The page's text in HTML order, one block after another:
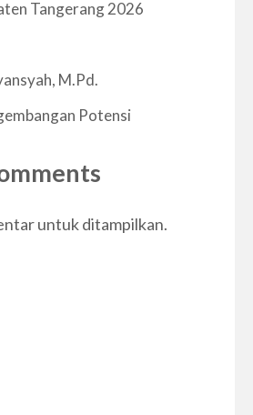
Tangerang 2026
M.Pd.
Potensi
untuk ditampilkan.